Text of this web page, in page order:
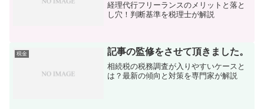
経理代行フリーランスのメリットと落と
し穴！判断基準を税理士が解説
税金 記事の監修をさせて頂きました。
相続税の税務調査が入りやすいケースと
は？最新の傾向と対策を専門家が解説